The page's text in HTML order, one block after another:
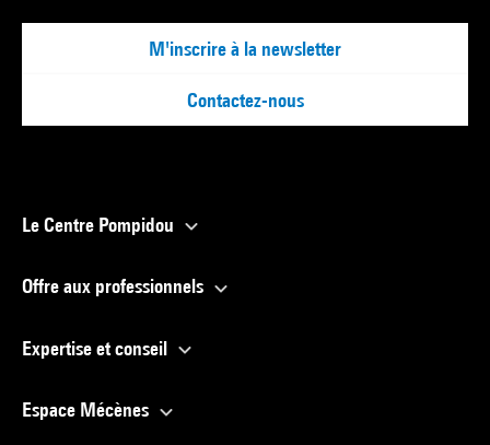
M'inscrire à la newsletter
Contactez-nous
Le Centre Pompidou
Offre aux professionnels
Expertise et conseil
Espace Mécènes